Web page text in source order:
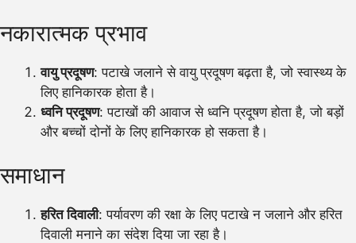
नकारात्मक प्रभाव
वायु प्रदूषण: पटाखे जलाने से वायु प्रदूषण बढ़ता है, जो स्वास्थ्य के
लिए हानिकारक होता है।
ध्वनि प्रदूषण: पटाखों की आवाज से ध्वनि प्रदूषण होता है, जो बड़ों
और बच्चों दोनों के लिए हानिकारक हो सकता है।
समाधान
हरित दिवाली: पर्यावरण की रक्षा के लिए पटाखे न जलाने और हरित
दिवाली मनाने का संदेश दिया जा रहा है।